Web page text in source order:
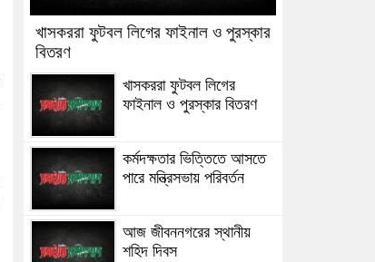
খাসকররা ফুটবল লিগের ফাইনাল ও পুরস্কার
বিতরণ
খাসকররা ফুটবল লিগের
ফাইনাল ও পুরস্কার বিতরণ
কর্মদক্ষতার ভিত্তিতে আসতে
পারে মন্ত্রিসভায় পরিবর্তন
আজ জীবননগরের স্থানীয়
শহিদ দিবস